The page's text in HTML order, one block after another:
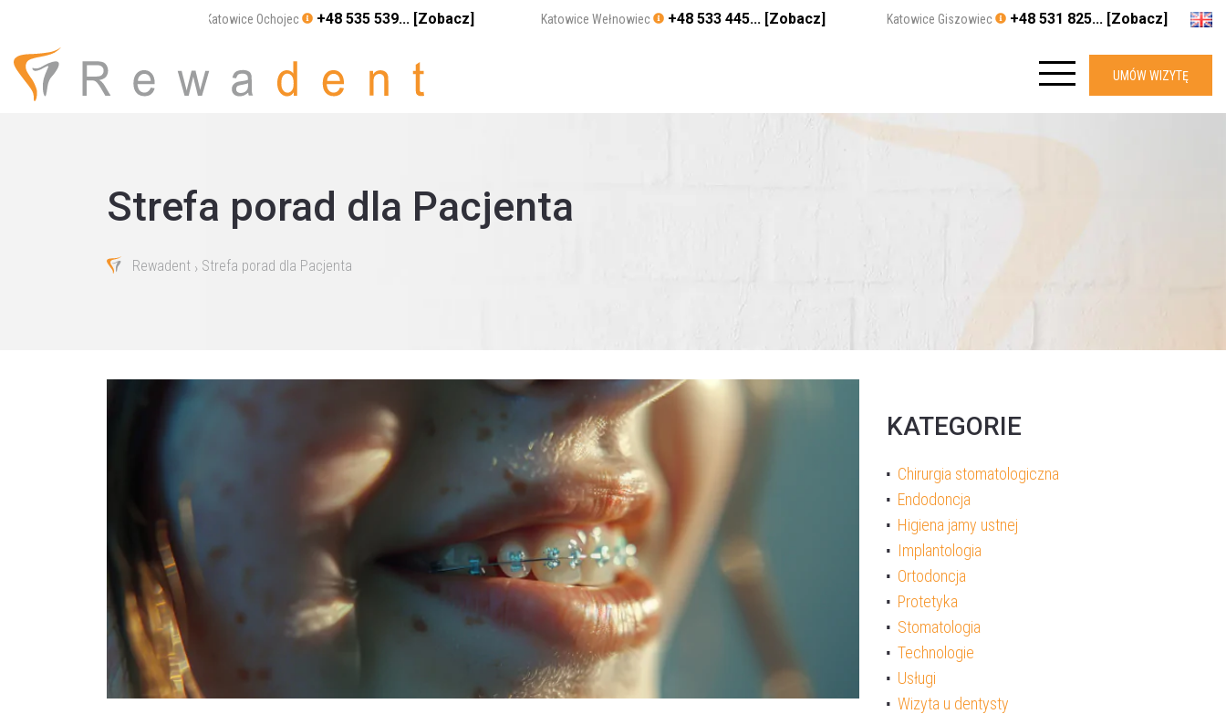
Katowice Giszowiec +48 531 825... [Zobacz]
Katowice Wełnowiec +48 533 445... [Zobacz]
Katowice Ochojec +48 535 539... [Zobacz]
UMÓW WIZYTĘ
Strefa porad dla Pacjenta
Rewadent › Strefa porad dla Pacjenta
KATEGORIE
Chirurgia stomatologiczna
Endodoncja
Higiena jamy ustnej
Implantologia
Ortodoncja
Protetyka
Stomatologia
Technologie
Usługi
Wizyta u dentysty